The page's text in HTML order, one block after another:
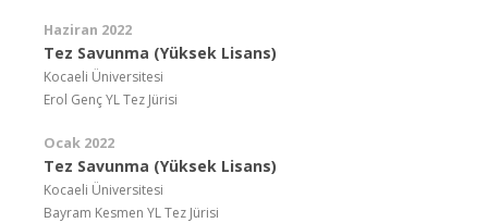
Haziran 2022
Tez Savunma (Yüksek Lisans)
Kocaeli Üniversitesi
Erol Genç YL Tez Jürisi
Ocak 2022
Tez Savunma (Yüksek Lisans)
Kocaeli Üniversitesi
Bayram Kesmen YL Tez Jürisi